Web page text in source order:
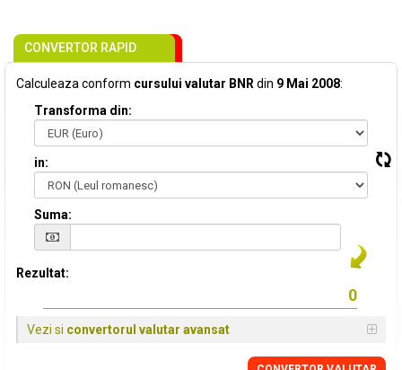
CONVERTOR RAPID
Calculeaza conform cursului valutar BNR din 9 Mai 2008:
Transforma din:
in:
Suma:
Rezultat:
Vezi si convertorul valutar avansat